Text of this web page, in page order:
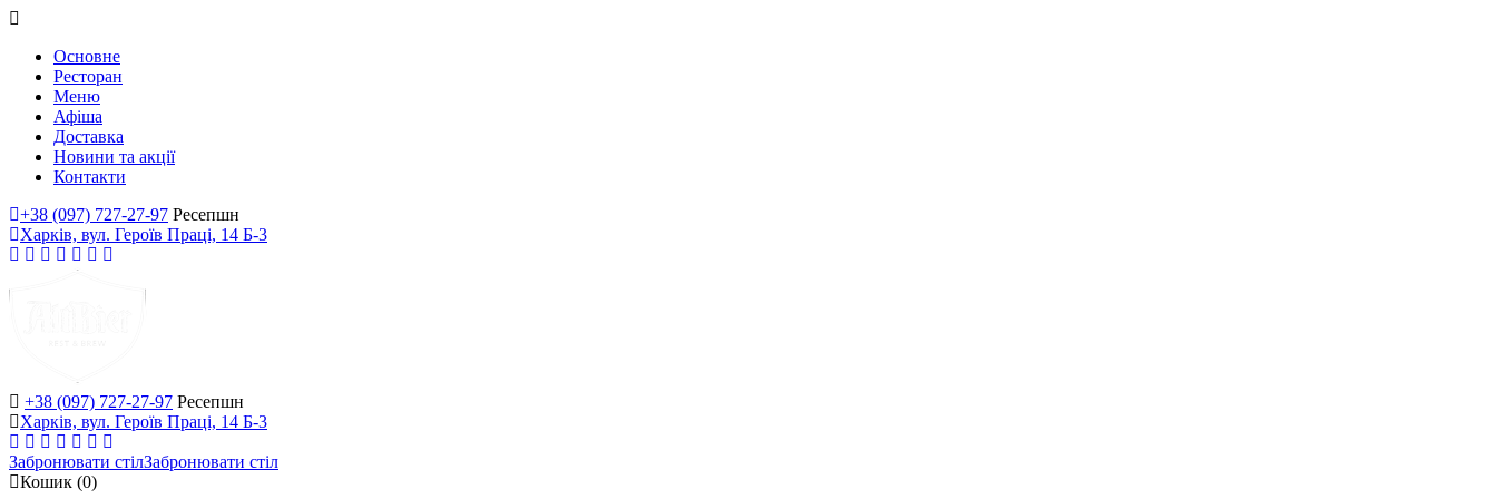
Основне
Ресторан
Меню
Афіша
Доставка
Новини та акції
Контакти
+38 (097) 727-27-97 Ресепшн
Харків, вул. Героїв Праці, 14 Б-3
+38 (097) 727-27-97 Ресепшн
Харків, вул. Героїв Праці, 14 Б-3
Забронювати стілЗабронювати стіл
Кошик (0)